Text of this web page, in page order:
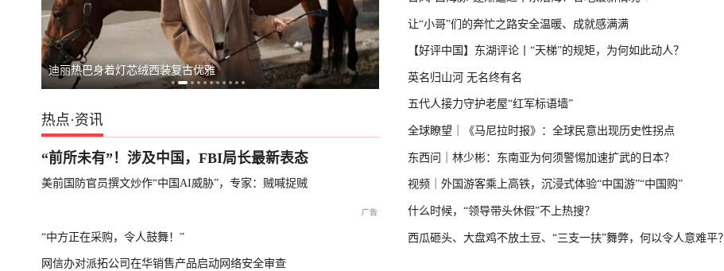
茅台镇老饕从不问牌子，只问“有罗庆忠吗”，百元价位喝哭老酒鬼 国际足联主席首次公开道歉
热点 ·资讯
“前所未有”！涉及中国，FBI局长最新表态
美前国防官员撰文炒作“中国AI威胁”，专家：贼喊捉贼
“中方正在采购，令人鼓舞！”
网信办对派拓公司在华销售产品启动网络安全审查
让“小哥”们的奔忙之路安全温暖、成就感满满
【好评中国】东湖评论丨“天梯”的规矩，为何如此动人？
英名归山河 无名终有名
五代人接力守护老屋“红军标语墙”
全球瞭望｜《马尼拉时报》：全球民意出现历史性拐点
东西问｜林少彬：东南亚为何须警惕加速扩武的日本？
视频｜外国游客乘上高铁，沉浸式体验“中国游”“中国购”
什么时候，“领导带头休假”不上热搜？
西瓜砸头、大盘鸡不放土豆、“三支一扶”舞弊，何以令人意难平？
台湾启动汉光演习，学者：制造紧张局势捞预算 专家：朝鲜发射导弹，威慑日本意图明显